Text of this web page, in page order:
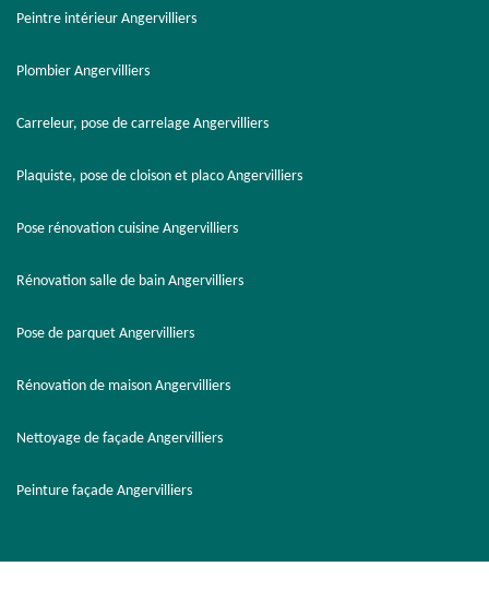
Peintre intérieur Angervilliers
Plombier Angervilliers
Carreleur, pose de carrelage Angervilliers
Plaquiste, pose de cloison et placo Angervilliers
Pose rénovation cuisine Angervilliers
Rénovation salle de bain Angervilliers
Pose de parquet Angervilliers
Rénovation de maison Angervilliers
Nettoyage de façade Angervilliers
Peinture façade Angervilliers